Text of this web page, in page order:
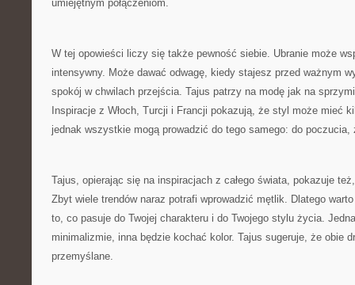
umiejętnym połączeniom.
W tej opowieści liczy się także pewność siebie. Ubranie może
intensywny. Może dawać odwagę, kiedy stajesz przed ważnym
spokój w chwilach przejścia. Tajus patrzy na modę jak na
Inspiracje z Włoch, Turcji i Francji pokazują, że styl może mieć
jednak wszystkie mogą prowadzić do tego samego: do poczucia,
Tajus, opierając się na inspiracjach z całego świata, pokazuje
Zbyt wiele trendów naraz potrafi wprowadzić mętlik. Dlatego
to, co pasuje do Twojej charakteru i do Twojego stylu życia.
minimalizmie, inna będzie kochać kolor. Tajus sugeruje, że obie
przemyślane.